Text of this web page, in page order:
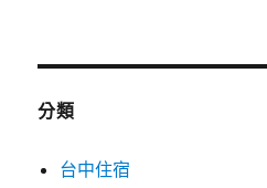
分類
台中住宿